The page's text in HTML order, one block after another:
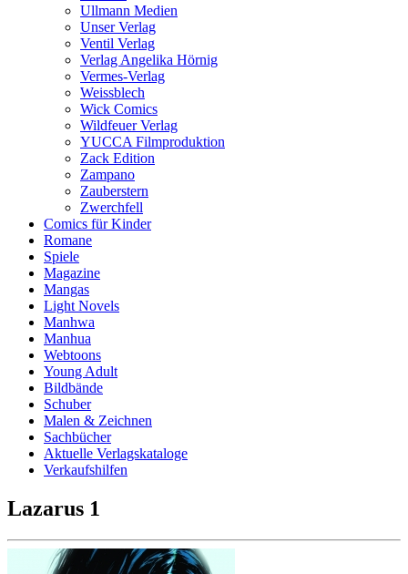
Ullmann Medien
Unser Verlag
Ventil Verlag
Verlag Angelika Hörnig
Vermes-Verlag
Weissblech
Wick Comics
Wildfeuer Verlag
YUCCA Filmproduktion
Zack Edition
Zampano
Zauberstern
Zwerchfell
Comics für Kinder
Romane
Spiele
Magazine
Mangas
Light Novels
Manhwa
Manhua
Webtoons
Young Adult
Bildbände
Schuber
Malen & Zeichnen
Sachbücher
Aktuelle Verlagskataloge
Verkaufshilfen
Lazarus 1